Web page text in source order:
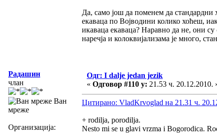
Да, само још да поменем да стандардни
екаваца по Војводини колико хоћеш,
икаваца екаваца? Наравно да не, они
наречја и колоквијализама је много,
Радашин
члан
Ван
мреже
Организација:
Одг: I dalje jedan jezik
« Одговор #110 у: 21.53 ч. 20.12.2010.
Цитирано: VladKrvoglad на 21.31 ч.
+ rodilja, porodilja.
Nesto mi se u glavi vrzma i Bogorodica.